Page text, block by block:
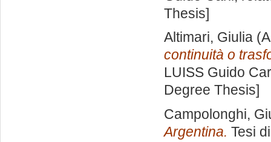
Thesis]
Altimari, Giulia
continuità o
LUISS Guido
Degree Thesis]
Campolonghi,
Argentina. Tesi